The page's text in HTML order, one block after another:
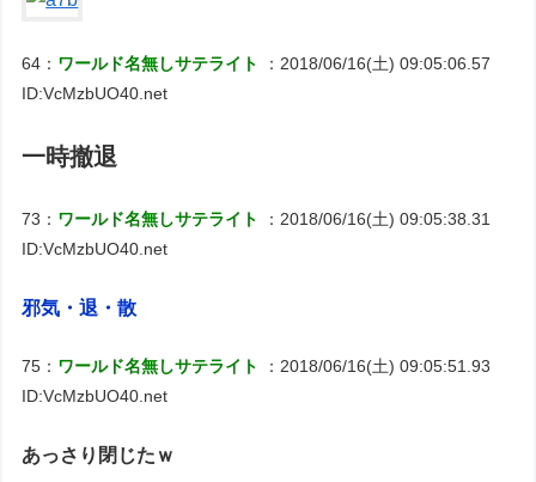
64： ワールド名無しサテライト
：2018/06/16(土) 09:05:06.57
ID:VcMzbUO40.net
一時撤退
73： ワールド名無しサテライト
：2018/06/16(土) 09:05:38.31
ID:VcMzbUO40.net
邪気・退・散
75： ワールド名無しサテライト
：2018/06/16(土) 09:05:51.93
ID:VcMzbUO40.net
あっさり閉じたｗ